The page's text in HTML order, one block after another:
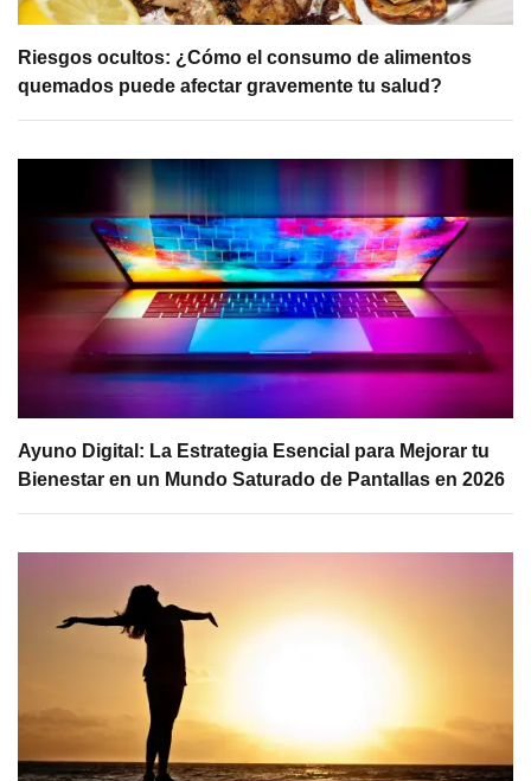
Riesgos ocultos: ¿Cómo el consumo de alimentos
quemados puede afectar gravemente tu salud?
Ayuno Digital: La Estrategia Esencial para Mejorar tu
Bienestar en un Mundo Saturado de Pantallas en 2026